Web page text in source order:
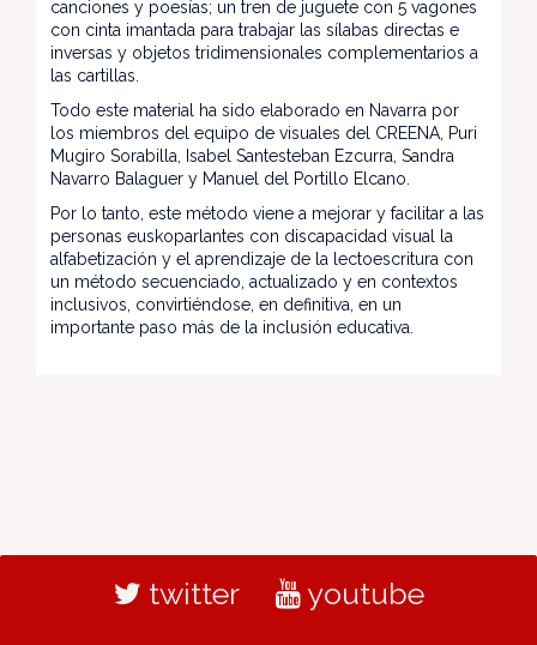
canciones y poesías; un tren de juguete con 5 vagones
con cinta imantada para trabajar las sílabas directas e
inversas y objetos tridimensionales complementarios a
las cartillas.
Todo este material ha sido elaborado en Navarra por
los miembros del equipo de visuales del CREENA, Puri
Mugiro Sorabilla, Isabel Santesteban Ezcurra, Sandra
Navarro Balaguer y Manuel del Portillo Elcano.
Por lo tanto, este método viene a mejorar y facilitar a las
personas euskoparlantes con discapacidad visual la
alfabetización y el aprendizaje de la lectoescritura con
un método secuenciado, actualizado y en contextos
inclusivos, convirtiéndose, en definitiva, en un
importante paso más de la inclusión educativa.
twitter youtube